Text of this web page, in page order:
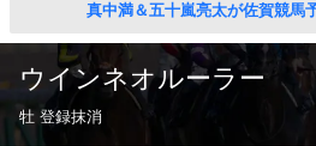
真中満＆五十嵐亮太が佐賀競馬
ウインネオルーラー
牡 登録抹消